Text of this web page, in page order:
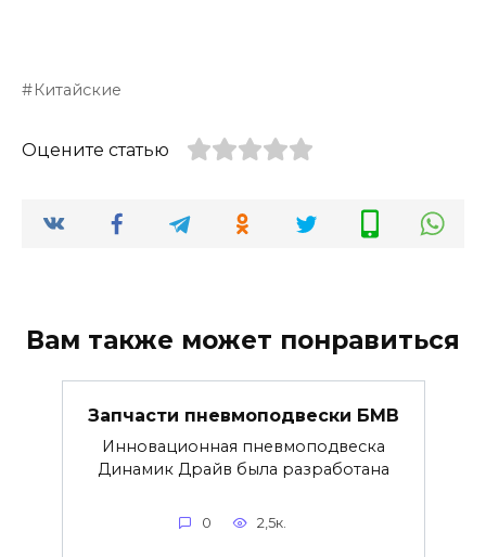
Китайские
Оцените статью
Вам также может понравиться
Запчасти пневмоподвески БМВ
Инновационная пневмоподвеска
Динамик Драйв была разработана
0 2,5к.